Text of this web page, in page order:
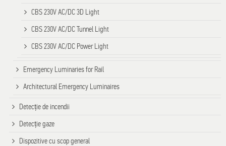
CBS 230V AC/DC 3D Light
CBS 230V AC/DC Tunnel Light
CBS 230V AC/DC Power Light
Emergency Luminaries for Rail
Architectural Emergency Luminaires
Detecție de incendii
Detecție gaze
Dispozitive cu scop general